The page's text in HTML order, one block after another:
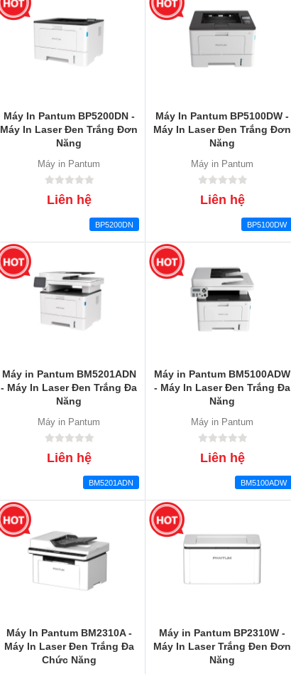
Máy In Pantum BP5200DN -
Máy In Laser Đen Trắng Đơn
Năng
Máy in Pantum
Liên hệ
BP5200DN
Máy In Pantum BP5100DW -
Máy In Laser Đen Trắng Đơn
Năng
Máy in Pantum
Liên hệ
BP5100DW
Máy in Pantum BM5201ADN
- Máy In Laser Đen Trắng Đa
Năng
Máy in Pantum
Liên hệ
BM5201ADN
Máy in Pantum BM5100ADW
- Máy In Laser Đen Trắng Đa
Năng
Máy in Pantum
Liên hệ
BM5100ADW
Máy In Pantum BM2310A -
Máy In Laser Đen Trắng Đa
Chức Năng
Máy in Pantum BP2310W -
Máy In Laser Trắng Đen Đơn
Năng